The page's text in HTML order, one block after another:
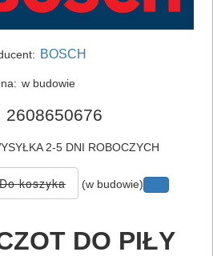
BOSCH
w budowie
2608650676
2-5 DNI ROBOCZYCH
(w budowie)
DO PIŁY